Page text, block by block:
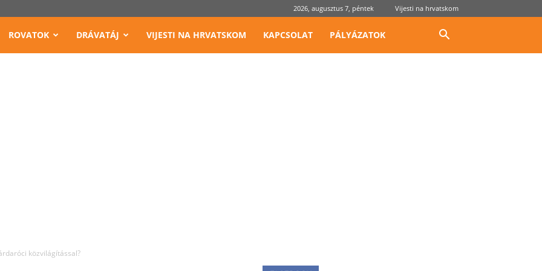
2026, augusztus 7, péntek Vijesti na hrvatskom
ROVATOK DRÁVATÁJ VIJESTI NA HRVATSKOM KAPCSOLAT PÁLYÁZATOK
közvilágítással?